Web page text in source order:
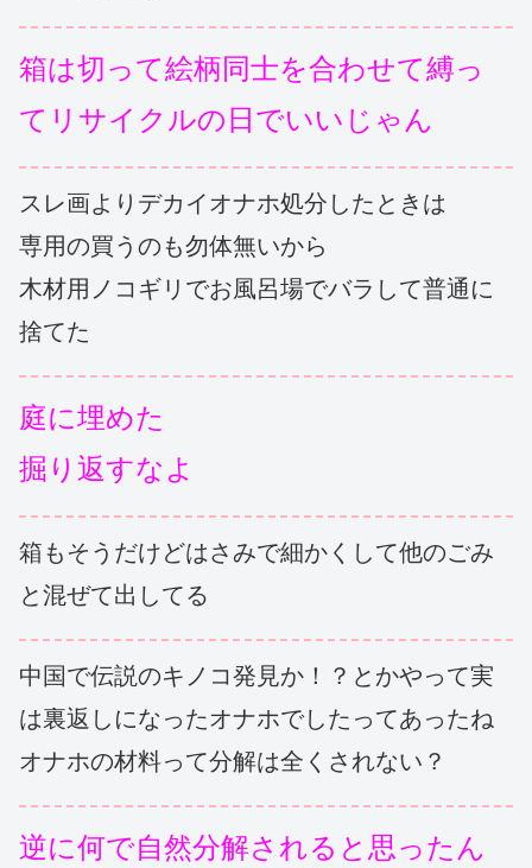
箱は切って絵柄同士を合わせて縛っ
てリサイクルの日でいいじゃん
スレ画よりデカイオナホ処分したときは
専用の買うのも勿体無いから
木材用ノコギリでお風呂場でバラして普通に
捨てた
庭に埋めた
掘り返すなよ
箱もそうだけどはさみで細かくして他のごみ
と混ぜて出してる
中国で伝説のキノコ発見か！？とかやって実
は裏返しになったオナホでしたってあったね
オナホの材料って分解は全くされない？
逆に何で自然分解されると思ったん